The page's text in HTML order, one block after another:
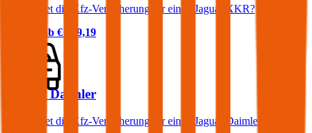
Was kostet die Kfz-Versicherung für einen Jaguar XKR?
Prämie ab € 249,19
Jaguar Daimler
Was kostet die Kfz-Versicherung für einen Jaguar Daimler?